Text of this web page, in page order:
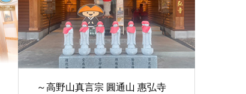
～高野山真言宗 圓通山 惠弘寺